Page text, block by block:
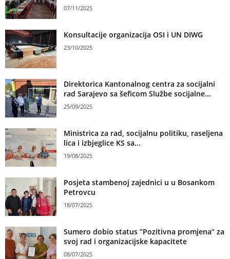
07/11/2025
Konsultacije organizacija OSI i UN DIWG
23/10/2025
Direktorica Kantonalnog centra za socijalni
rad Sarajevo sa šeficom Službe socijalne...
25/09/2025
Ministrica za rad, socijalnu politiku, raseljena
lica i izbjeglice KS sa...
19/08/2025
Posjeta stambenoj zajednici u u Bosankom
Petrovcu
18/07/2025
Sumero dobio status ”Pozitivna promjena” za
svoj rad i organizacijske kapacitete
08/07/2025